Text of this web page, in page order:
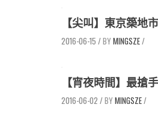
【尖叫】東京築地
2016-06-15 / MINGSZE/
【宵夜時間】最搶
2016-06-02 / MINGSZE/